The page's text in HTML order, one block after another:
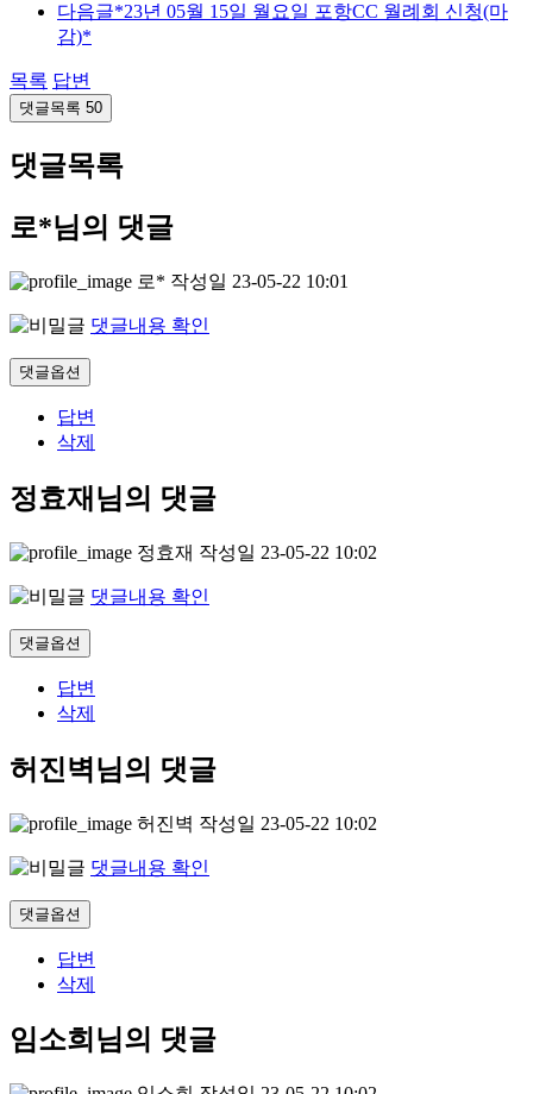
다음글*23년 05월 15일 월요일 포항CC 월례회 신청(마
감)*
목록 답변
댓글목록 50
댓글목록
로*님의 댓글
로* 작성일 23-05-22 10:01
댓글내용 확인
댓글옵션
답변
삭제
정효재님의 댓글
정효재 작성일 23-05-22 10:02
댓글내용 확인
댓글옵션
답변
삭제
허진벽님의 댓글
허진벽 작성일 23-05-22 10:02
댓글내용 확인
댓글옵션
답변
삭제
임소희님의 댓글